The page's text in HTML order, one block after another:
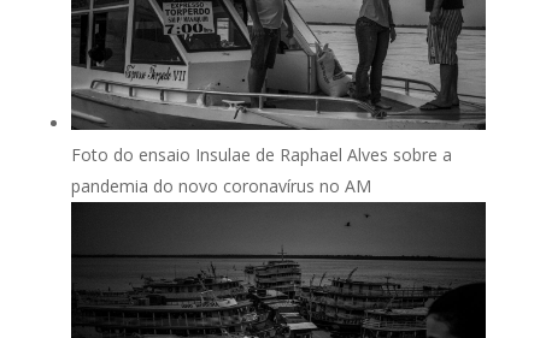
Foto do ensaio Insulae de Raphael Alves sobre a
pandemia do novo coronavírus no AM